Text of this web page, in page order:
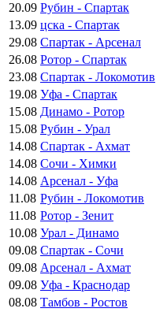
20.09 Рубин - Спартак
13.09 цска - Спартак
29.08 Спартак - Арсенал
26.08 Ротор - Спартак
23.08 Спартак - Локомотив
19.08 Уфа - Спартак
15.08 Динамо - Ротор
15.08 Рубин - Урал
14.08 Спартак - Ахмат
14.08 Сочи - Химки
14.08 Арсенал - Уфа
11.08 Рубин - Локомотив
11.08 Ротор - Зенит
10.08 Урал - Динамо
09.08 Спартак - Сочи
09.08 Арсенал - Ахмат
09.08 Уфа - Краснодар
08.08 Тамбов - Ростов